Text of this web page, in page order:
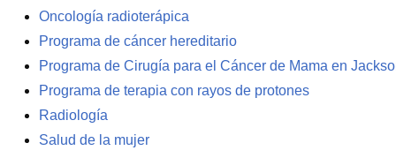
Oncología radioterápica
Programa de cáncer hereditario
Programa de Cirugía para el Cáncer de Mama en
Programa de terapia con rayos de protones
Radiología
Salud de la mujer